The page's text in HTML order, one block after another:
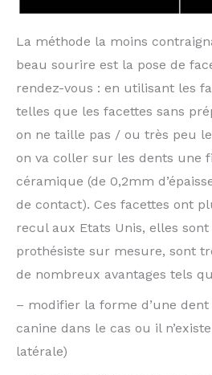
La méthode la moins
beau sourire est la pose de
rendez-vous : en utilisant les
telles que les facettes sans
on ne taille pas / ou très peu
on va coller sur les dents une
céramique (de 0,2mm
de contact). Ces facettes ont
recul aux Etats Unis, elles
prothésiste sur mesure, sont
de nombreux avantages tels
– modifier la forme d’une dent
canine dans le cas ou il
latérale)